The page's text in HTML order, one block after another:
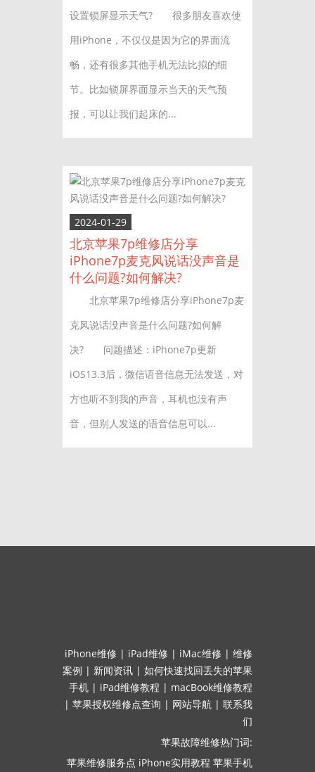
设置锁屏显示天气? 很多朋友喜欢使
用iPhone，不仅仅是因为它的界面流
畅，还有很多其他手机无法比拟的细
节。比如锁屏界面显示当天的天气预
报，可以让我们起床的...
2024-01-29
北京苹果7p维修店分享
iPhone7p麦克风说话没声音是
什么问题?如何解决?
北京苹果7p维修店分享iPhone7p麦
克风说话没声音是什么问题?如何解
决? 问题描述：iPhone7p更新
iOS13.3后，微信语音信息无法发送，对
方也听不到我的声音，耳机也没有声
音，但别人发送的语音信息可以...
iPhone维修 | iPad维修 | iMac维修 | 维修
案例 | 新闻资讯 | 如何快速找回丢失的苹果
手机 | iPad维修教程 | macBook维修教程
| 苹果授权维修点查询 | 网站导航 | 联系我
们
苹果故障维修热门词:
苹果维修服务点 iPhone实用教程 苹果手机